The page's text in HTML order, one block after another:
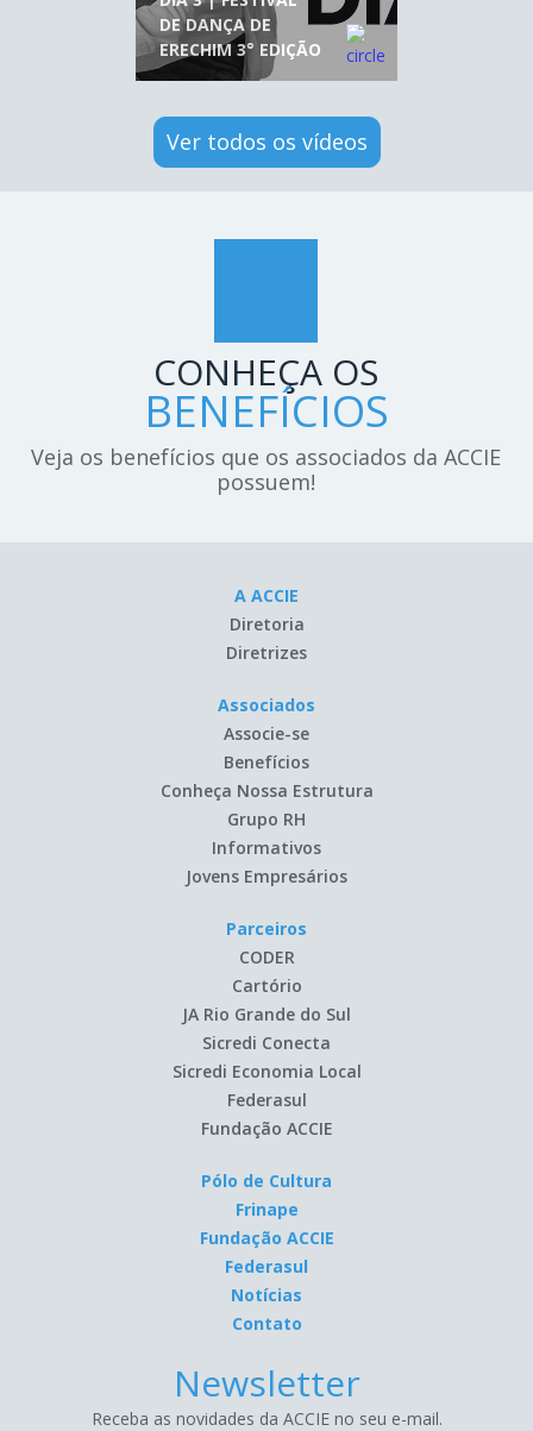
DE DANÇA DE
ERECHIM 3° EDIÇÃO
Ver todos os vídeos
CONHEÇA OS
BENEFÍCIOS
Veja os benefícios que os associados da ACCIE
possuem!
A ACCIE
Diretoria
Diretrizes
Associados
Associe-se
Benefícios
Conheça Nossa Estrutura
Grupo RH
Informativos
Jovens Empresários
Parceiros
CODER
Cartório
JA Rio Grande do Sul
Sicredi Conecta
Sicredi Economia Local
Federasul
Fundação ACCIE
Pólo de Cultura
Frinape
Fundação ACCIE
Federasul
Notícias
Contato
Newsletter
Receba as novidades da ACCIE no seu e-mail.